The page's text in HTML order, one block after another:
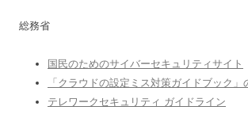
総務省
国民のためのサイバーセキュリティサイト
「クラウドの設定ミス対策ガイドブック」
テレワークセキュリティ ガイドライン